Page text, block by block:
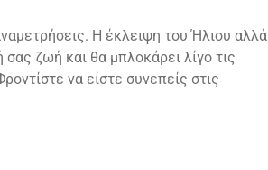
Η έκλειψη του Ήλιου αλλά
ζωή και θα μπλοκάρει λίγο τις
να είστε συνεπείς στις